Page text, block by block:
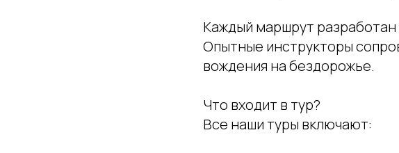
Каждый маршрут разработан
Опытные инструкторы
вождения на бездорожье.
Что входит в тур?
Все наши туры включают: